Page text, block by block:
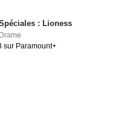
: Lioness
Drame
sur Paramount+